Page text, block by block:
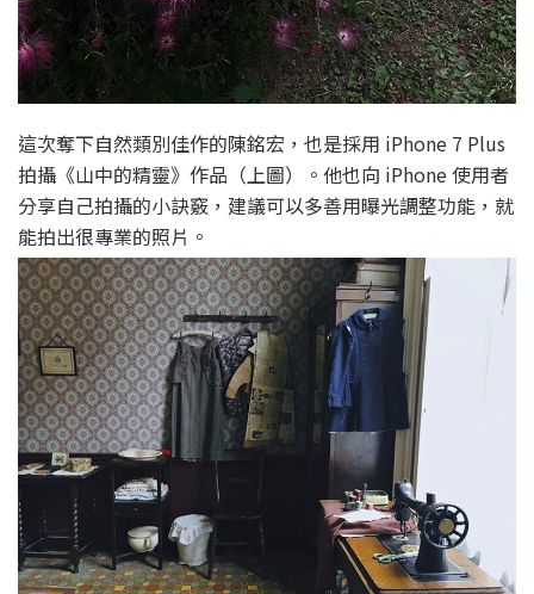
這次奪下自然類別佳作的陳銘宏，也是採用 iPhone 7 Plus
拍攝《山中的精靈》作品（上圖）。他也向 iPhone 使用者
分享自己拍攝的小訣竅，建議可以多善用曝光調整功能，就
能拍出很專業的照片。